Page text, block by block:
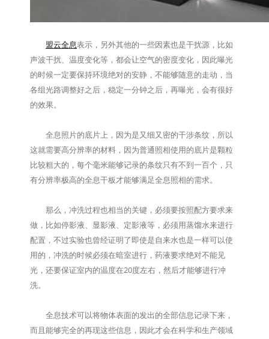
盟云全息表示，另外其他的一些因素也是干扰源，比如
声波干扰、温度变化等，都会让空气的密度变化，因此曝光
的时候一定要保持环境绝对的安静，不能够随意的走动，当
各组光路调整好之后，稳定一分钟之后，再曝光，会有很好
的效果。
全息照片的底片上，因为是又细又密的干涉条纹，所以
这就需要高分辨率的材料，因为普通照相使用的底片是颗粒
比较粗大的，每个毫米能够记录的条纹只有不到一百个，只
有分辨率极高的全息干板才能够满足全息照相的需求。
那么，冲洗过程也相当的关键，必须要按照配方要求来
做，比如停影液、显影液、定影液等，必须用蒸馏水来进行
配置，不过实验也曾经证明了即使是自来水也是一样可以使
用的，冲洗的时候必须在暗室进行，药液要求绝对不能见
光，还要保证室内的温度在20度左右，然后才能够进行冲
洗。
全息技术可以将物体表面的发出的全部信息记录下来，
而且能够完全的再现这些信息，因此才会在科学和生产领域